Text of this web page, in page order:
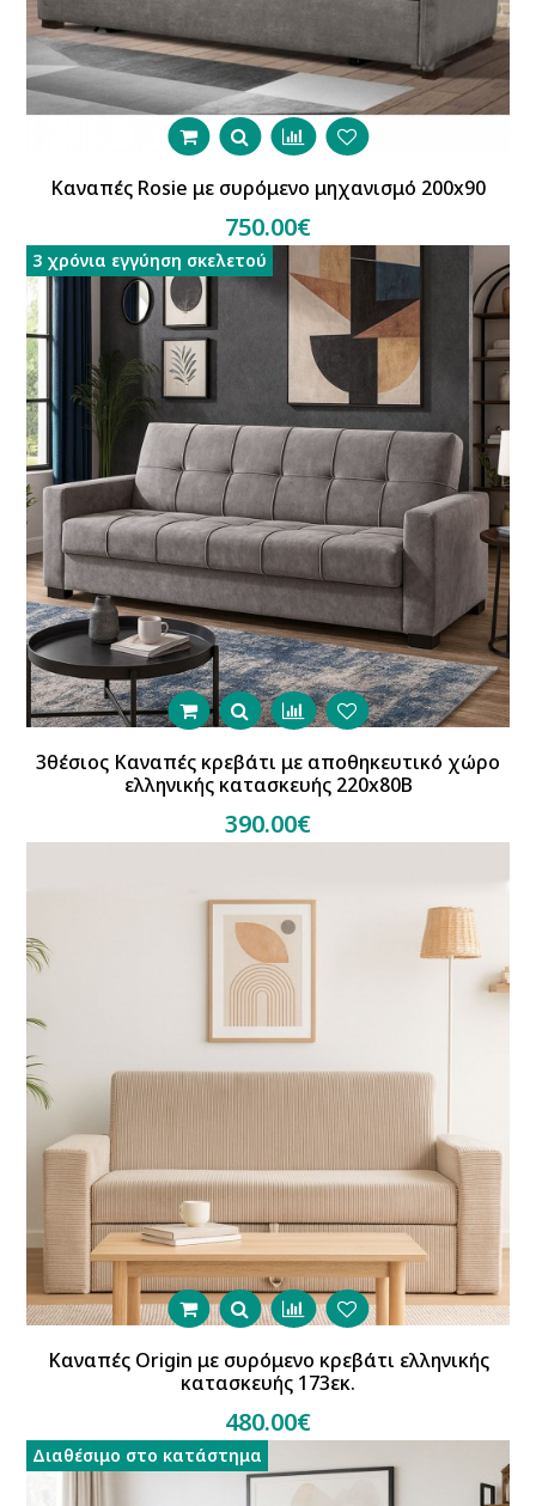
Καναπές Rosie με συρόμενο μηχανισμό 200x90
750.00€
3 χρόνια εγγύηση σκελετού
3θέσιος Καναπές κρεβάτι με αποθηκευτικό χώρο
ελληνικής κατασκευής 220x80Β
390.00€
Καναπές Origin με συρόμενο κρεβάτι ελληνικής
κατασκευής 173εκ.
480.00€
Διαθέσιμο στο κατάστημα